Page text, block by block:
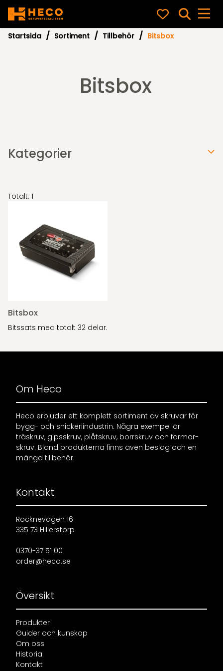
Startsida Sortiment Tillbehör Bitsbox
Bitsbox
Totalt: 1
Bitsbox
Bitssats med totalt 32 delar.
Kategorier
Om Heco
Heco erbjuder ett komplett sortiment av skruvar för
bygg- och snickeriindustrin. Några exempel är
träskruv, gipsskruv, plåtskruv, borrskruv och farmar-
skruv. Bland produkterna finns även beslag och en
mängd tillbehör.
Kontakt
Rocknevägen 16
335 73 Hillerstorp
0370-37 51 00
order@heco.se
Översikt
Produkter
Guider och kunskap
Om oss
Historia
Kontakt